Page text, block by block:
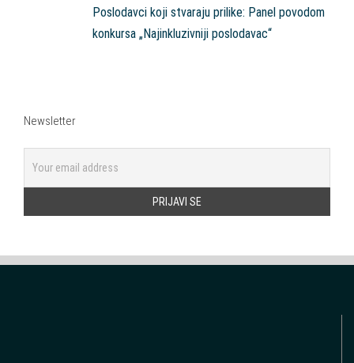
Poslodavci koji stvaraju prilike: Panel povodom
konkursa „Najinkluzivniji poslodavac“
Newsletter